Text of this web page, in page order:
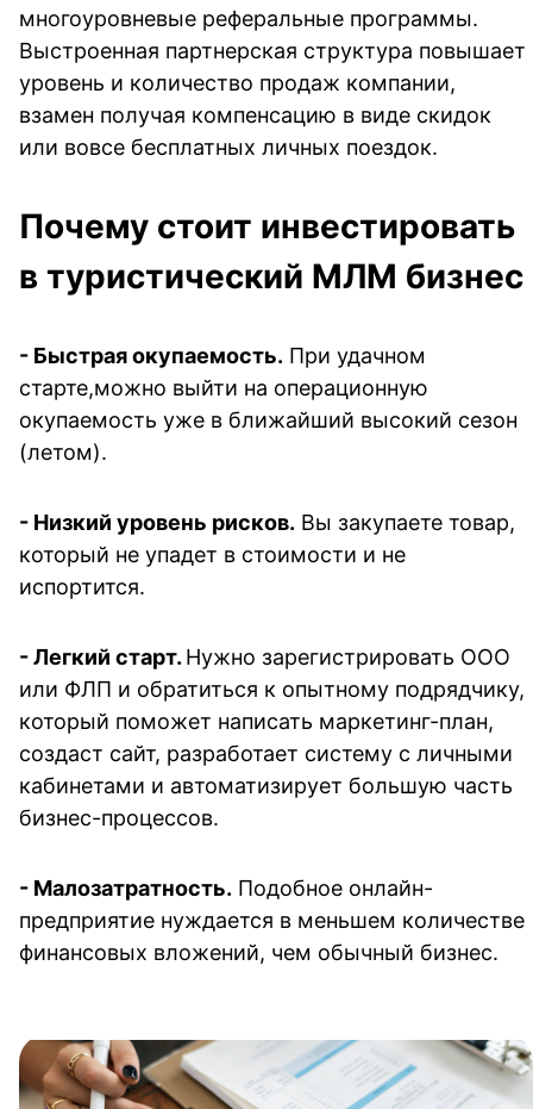
многоуровневые реферальные программы.
Выстроенная партнерская структура повышает
уровень и количество продаж компании,
взамен получая компенсацию в виде скидок
или вовсе бесплатных личных поездок.
Почему стоит инвестировать
в туристический МЛМ бизнес
- Быстрая окупаемость. При удачном
старте,можно выйти на операционную
окупаемость уже в ближайший высокий сезон
(летом).
- Низкий уровень рисков. Вы закупаете товар,
который не упадет в стоимости и не
испортится.
- Легкий старт. Нужно зарегистрировать ООО
или ФЛП и обратиться к опытному подрядчику,
который поможет написать маркетинг-план,
создаст сайт, разработает систему с личными
кабинетами и автоматизирует большую часть
бизнес-процессов.
- Малозатратность. Подобное онлайн-
предприятие нуждается в меньшем количестве
финансовых вложений, чем обычный бизнес.